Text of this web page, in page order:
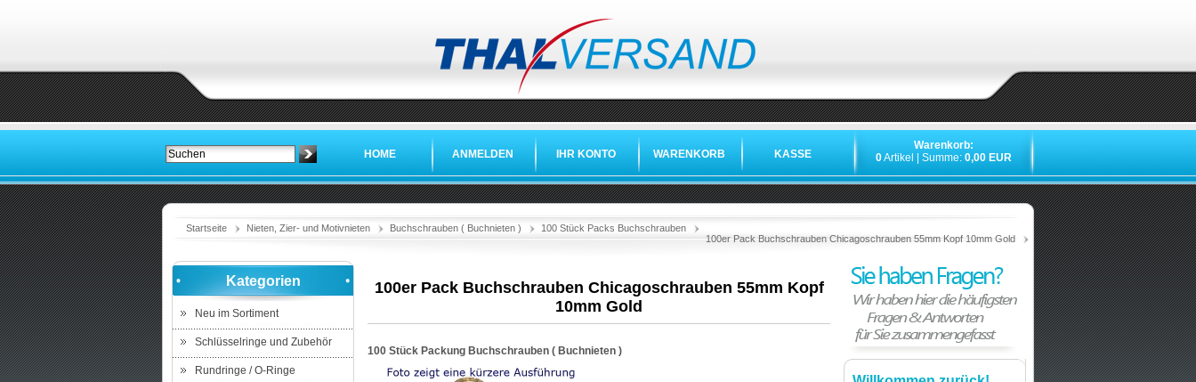
HOME ANMELDEN IHR KONTO WARENKORB KASSE
Warenkorb:
0Artikel | Summe: 0,00 EUR
Startseite Nieten, Zier- und Motivnieten Buchschrauben ( Buchnieten ) 100 Stück Packs Buchschrauben
100er Pack Buchschrauben Chicagoschrauben 55mm Kopf 10mm Gold
Kategorien
Neu im Sortiment
Schlüsselringe und Zubehör
Rundringe / O-Ringe
100er Pack Buchschrauben Chicagoschrauben 55mm Kopf
10mm Gold
100 Stück Packung Buchschrauben ( Buchnieten )